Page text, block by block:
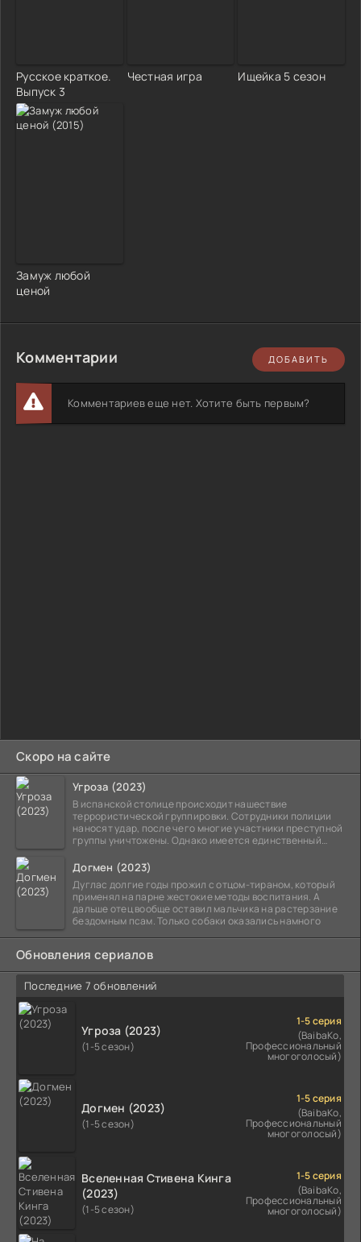
Скоро на сайте
Угроза (2023)
В испанской столице происходит нашествие
террористической группировки. Сотрудники полиции
наносят удар, после чего многие участники преступной
группы уничтожены. Однако имеется единственный
Догмен (2023)
Дуглас долгие годы прожил с отцом-тираном, который
применял на парне жестокие методы воспитания. А
дальше отец вообще оставил мальчика на растерзание
бездомным псам. Только собаки оказались намного
Обновления сериалов
Последние 7 обновлений
Угроза (2023)
(1-5 сезон)
1-5 серия
(BaibaKo,
Профессиональный
многоголосый)
Догмен (2023)
(1-5 сезон)
1-5 серия
(BaibaKo,
Профессиональный
многоголосый)
Вселенная Стивена Кинга
(2023)
(1-5 сезон)
1-5 серия
(BaibaKo,
Профессиональный
многоголосый)
Русское краткое.
Выпуск 3
Честная игра Ищейка 5 сезон
Замуж любой
ценой
Комментарии ДОБАВИТЬ
Комментариев еще нет. Хотите быть первым?